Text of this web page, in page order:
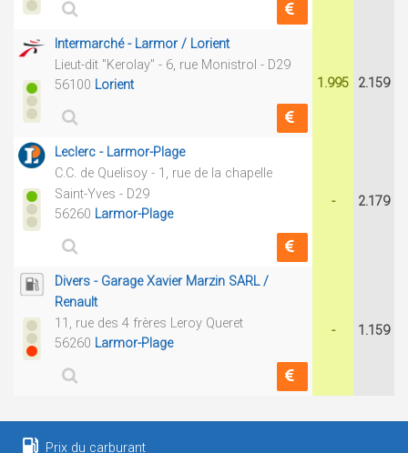
Intermarché - Larmor / Lorient
Lieut-dit "Kerolay" - 6, rue Monistrol - D29
56100 Lorient 1.995 2.159
Leclerc - Larmor-Plage
C.C. de Quelisoy - 1, rue de la chapelle
Saint-Yves - D29
56260 Larmor-Plage
- 2.179
Divers - Garage Xavier Marzin SARL /
Renault
11, rue des 4 frères Leroy Queret
56260 Larmor-Plage
- 1.159
Prix du carburant